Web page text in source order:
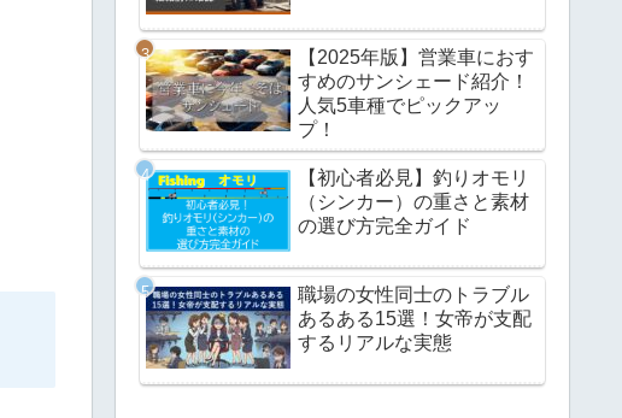
【2025年版】営業車におす
すめのサンシェード紹介！
人気5車種でピックアッ
プ！
【初心者必見】釣りオモリ
（シンカー）の重さと素材
の選び方完全ガイド
職場の女性同士のトラブル
あるある15選！女帝が支配
するリアルな実態